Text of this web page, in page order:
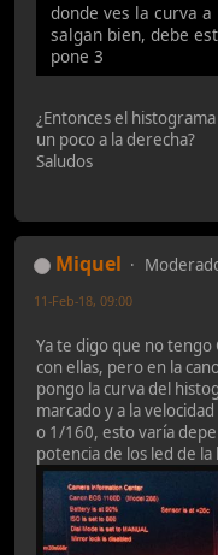
donde ves la curva
salgan bien, debe
pone 3
¿Entonces el
un poco a la derecha?
Saludos
Miquel
11-Feb-18, 09:00
Ya te digo que no tengo
con ellas, pero en la
pongo la curva del
marcado y a la
o 1/160, esto varía
potencia de los led de la